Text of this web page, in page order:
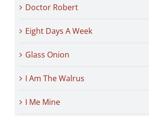
Doctor Robert
Eight Days A Week
Glass Onion
I Am The Walrus
I Me Mine